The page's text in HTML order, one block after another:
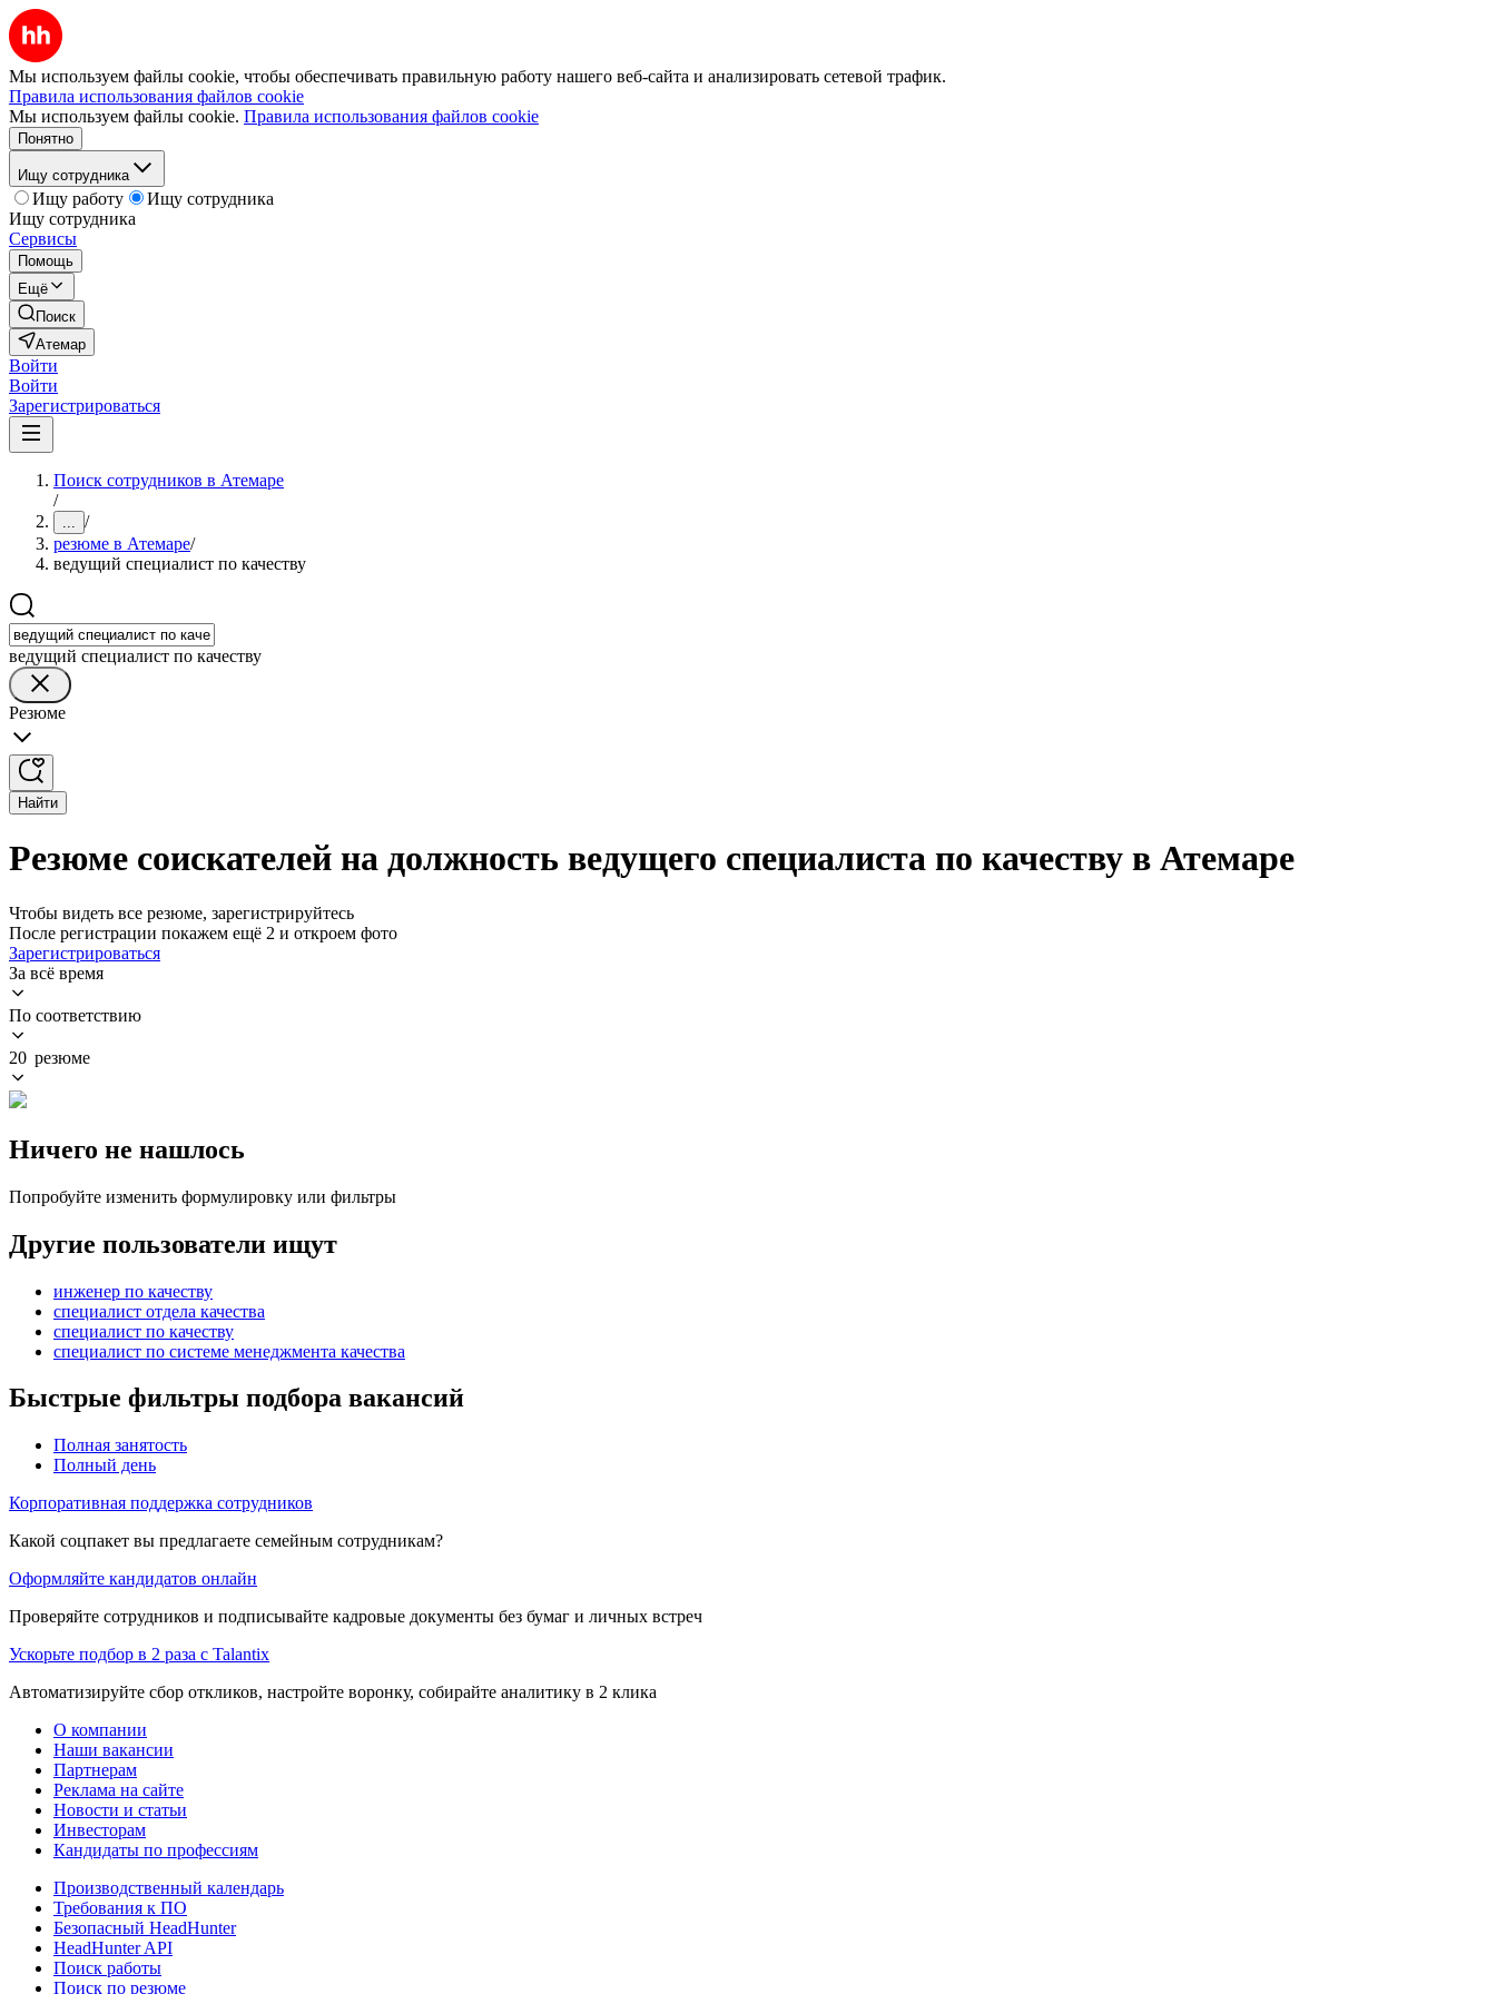
Мы используем файлы cookie, чтобы обеспечивать правильную работу нашего веб-сайта и анализировать сетевой трафик.
Правила использования файлов cookie
Мы используем файлы cookie. Правила использования файлов cookie
Понятно
Ищу сотрудника
Ищу работу
Ищу сотрудника
Ищу сотрудника
Сервисы
Помощь
Ещё
Поиск
Атемар
Войти
Войти
Зарегистрироваться
Поиск сотрудников в Атемаре
/
... /
резюме в Атемаре/
ведущий специалист по качеству
ведущий специалист по качеству
Резюме
Найти
Резюме соискателей на должность ведущего специалиста по качеству в Атемаре
Чтобы видеть все резюме, зарегистрируйтесь
После регистрации покажем ещё 2 и откроем фото
Зарегистрироваться
За всё время
По соответствию
20 резюме
Ничего не нашлось
Попробуйте изменить формулировку или фильтры
Другие пользователи ищут
инженер по качеству
специалист отдела качества
специалист по качеству
специалист по системе менеджмента качества
Быстрые фильтры подбора вакансий
Полная занятость
Полный день
Корпоративная поддержка сотрудников
Какой соцпакет вы предлагаете семейным сотрудникам?
Оформляйте кандидатов онлайн
Проверяйте сотрудников и подписывайте кадровые документы без бумаг и личных встреч
Ускорьте подбор в 2 раза с Talantix
Автоматизируйте сбор откликов, настройте воронку, собирайте аналитику в 2 клика
О компании
Наши вакансии
Партнерам
Реклама на сайте
Новости и статьи
Инвесторам
Кандидаты по профессиям
Производственный календарь
Требования к ПО
Безопасный HeadHunter
HeadHunter API
Поиск работы
Поиск по резюме